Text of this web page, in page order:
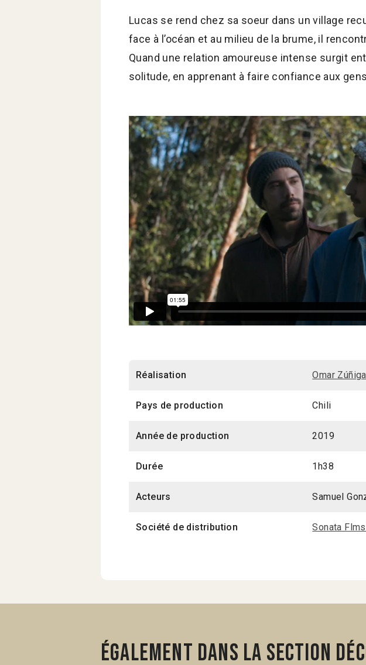
Lucas se rend chez sa soeur dans un village
face à l’océan et au milieu de la brume, il
Quand une relation amoureuse intense surgit
solitude, en apprenant à faire confiance aux
Réalisation Omar Zúñiga
Pays de production Chili
Année de production 2019
Durée 1h38
Acteurs Samuel
Société de distribution Sonata
Également dans la section